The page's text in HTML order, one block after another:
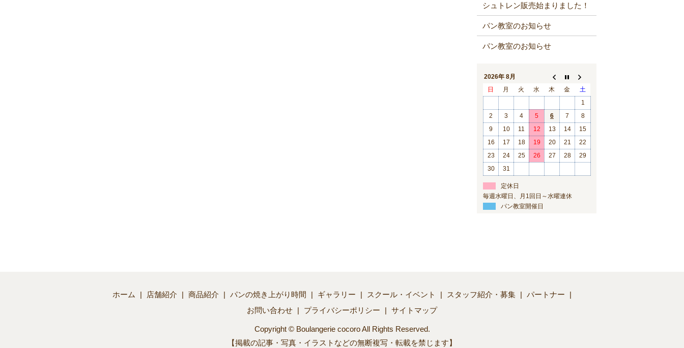
シュトレン販売始まりました！
パン教室のお知らせ
パン教室のお知らせ
2026年 8月
日
月 火 水 木 金
土
1
2
3 4 5 6 7
8
9
10 11 12 13 14
15
16
17 18 19 20 21
22
23
24 25 26 27 28
29
30
31
定休日
毎週水曜日、月1回日～水曜連休
パン教室開催日
ホーム 店舗紹介 商品紹介 パンの焼き上がり時間 ギャラリー スクール・イベント スタッフ紹介・募集
パートナー
お問い合わせ
プライバシーポリシー サイトマップ
Copyright © Boulangerie cocoro All Rights Reserved.
【掲載の記事・写真・イラストなどの無断複写・転載を禁じます】